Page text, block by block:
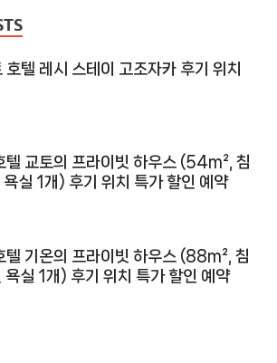
호텔 레시 스테이 고조자카 후기 위치
텔 교토의 프라이빗 하우스 (54m², 침
실 1개) 후기 위치 특가 할인 예약
텔 기온의 프라이빗 하우스 (88m², 침
욕실 1개) 후기 위치 특가 할인 예약